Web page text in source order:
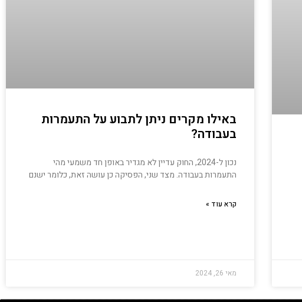
באילו מקרים ניתן לתבוע על התעמרות
בעבודה?
נכון ל-2024, החוק עדיין לא מגדיר באופן חד משמעי מהי
התעמרות בעבודה. מצד שני, הפסיקה כן עושה זאת, כלומר ישנם
קרא עוד »
מאי 26, 2024